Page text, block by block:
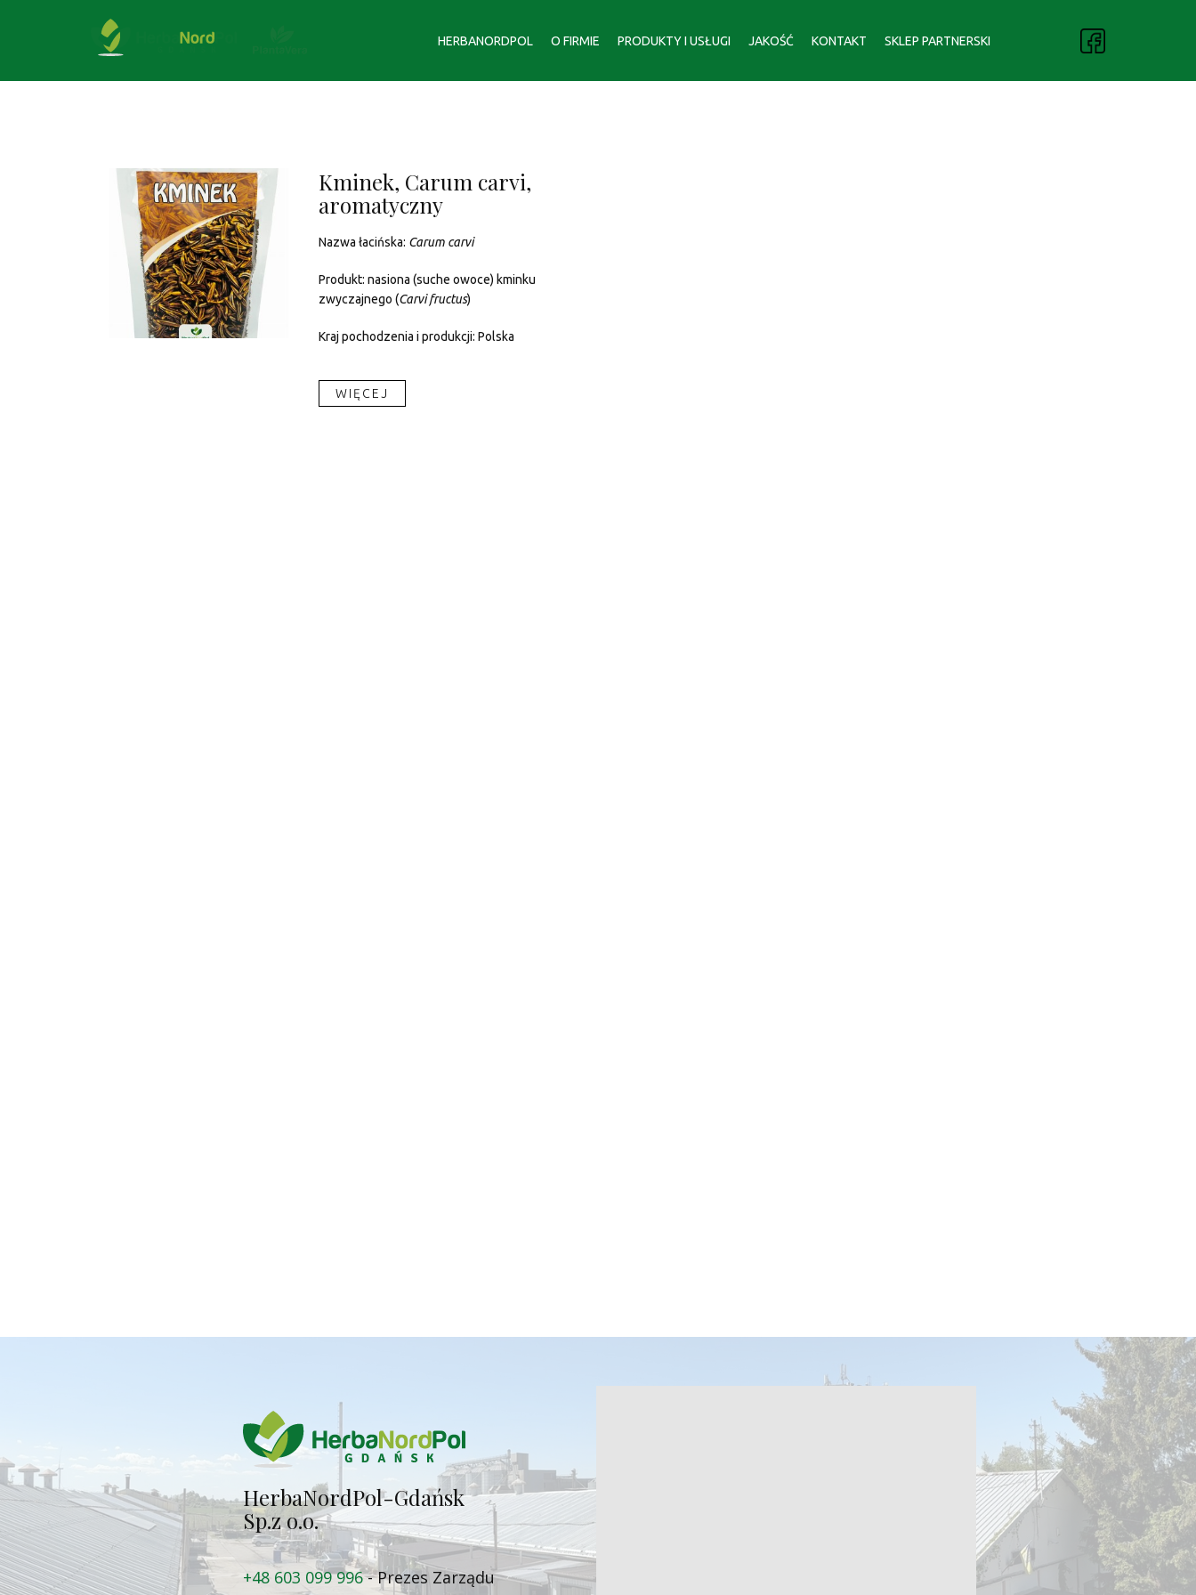
HERBANORDPOL O FIRMIE PRODUKTY I USŁUGI JAKOŚĆ KONTAKT SKLEP PARTNERSKI
Kminek, Carum carvi,
aromatyczny
Nazwa łacińska: Carum carvi
Produkt: nasiona (suche owoce) kminku
zwyczajnego (Carvi fructus)
Kraj pochodzenia i produkcji: Polska
WIĘCEJ​
Herba​NordPol-Gdańsk
Sp.z o.o.
+48 603 099 996 - Prezes Zarząd​u